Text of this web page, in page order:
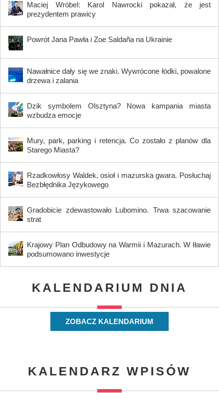
Maciej Wróbel: Karol Nawrocki pokazał, że jest
prezydentem prawicy
Powrót Jana Pawła i Zoe Saldaña na Ukrainie
Nawałnice dały się we znaki. Wywrócone łódki, powalone
drzewa i zalania
Dzik symbolem Olsztyna? Nowa kampania miasta
wzbudza emocje
Mury, park, parking i retencja. Co zostało z planów dla
Starego Miasta?
Rzadkowłosy Waldek, osioł i mazurska gwara. Posłuchaj
Bezbłędnika Językowego
Gradobicie zdewastowało Lubomino. Trwa szacowanie
strat
Krajowy Plan Odbudowy na Warmii i Mazurach. W Iławie
podsumowano inwestycje
KALENDARIUM DNIA
ZOBACZ KALENDARIUM
KALENDARZ WPISÓW